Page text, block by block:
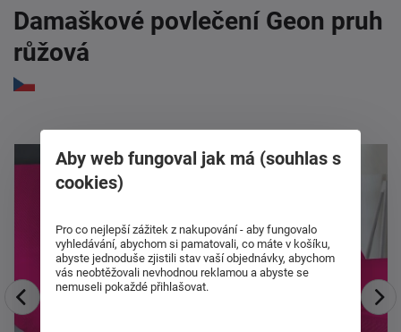
Damaškové povlečení Geon pruh
růžová
Aby web fungoval jak má (souhlas s
cookies)
Pro co nejlepší zážitek z nakupování - aby fungovalo
vyhledávání, abychom si pamatovali, co máte v košíku,
abyste jednoduše zjistili stav vaší objednávky, abychom
vás neobtěžovali nevhodnou reklamou a abyste se
nemuseli pokaždé přihlašovat.